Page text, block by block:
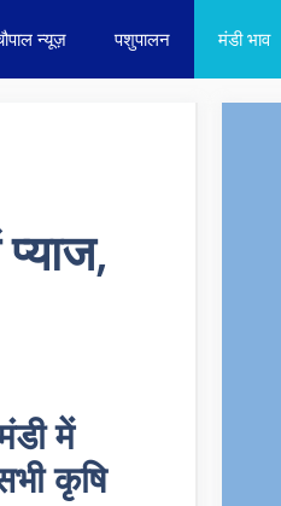
न्यूज़ पशुपालन मंडी भाव
में
कृषि